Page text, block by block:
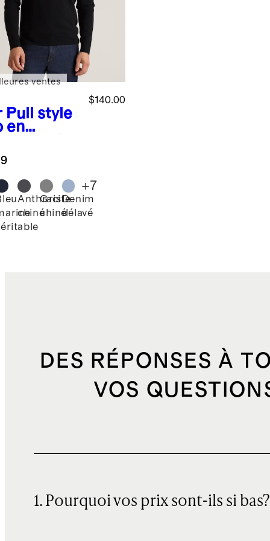
Pull style
en
$140.00
ventes
Anthracite
chiné
Gris
chiné
Denim
délavé
+7
DES RÉPONSES À
VOS
1. Pourquoi vos prix sont-ils si bas?